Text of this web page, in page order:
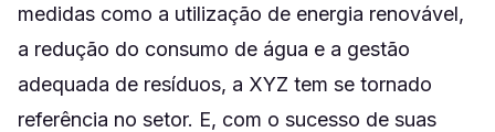
medidas como a utilização de energia renovável,
a redução do consumo de água e a gestão
adequada de resíduos, a XYZ tem se tornado
referência no setor. E, com o sucesso de suas